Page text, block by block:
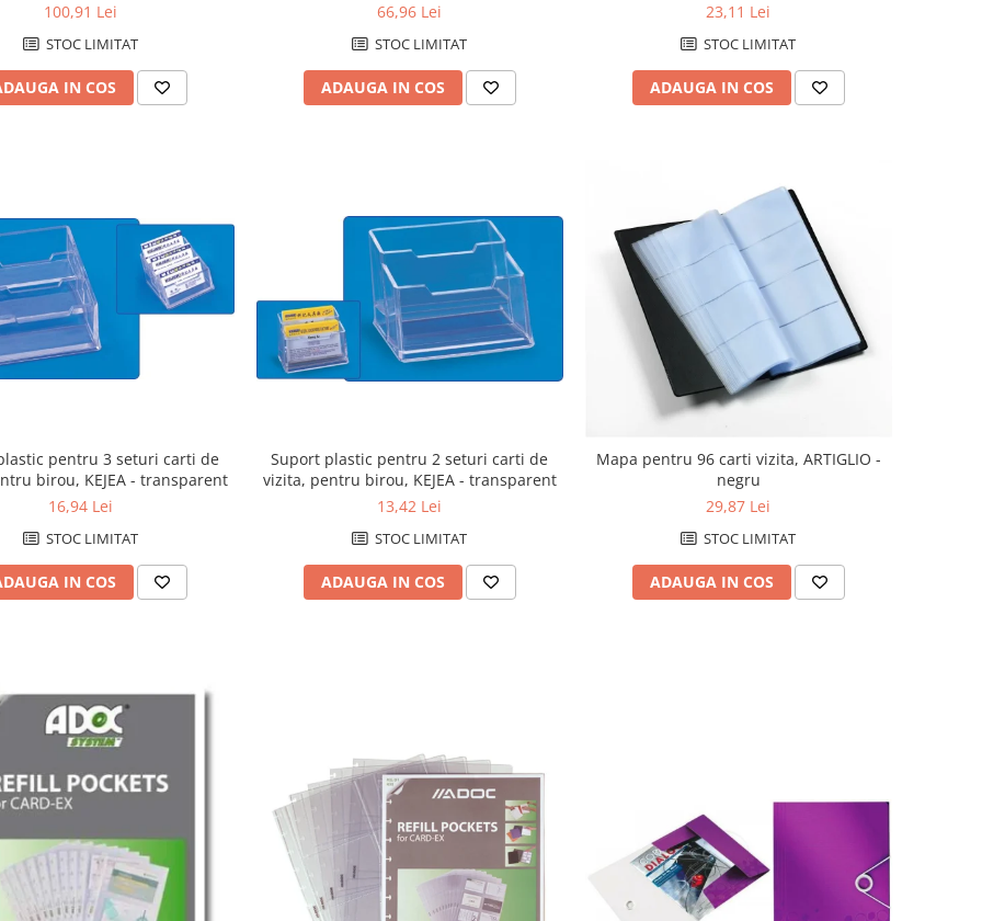
100,91 Lei
STOC LIMITAT
IN COS
66,96 Lei
STOC LIMITAT
ADAUGA IN COS
23,11 Lei
STOC LIMITAT
ADAUGA IN COS
pentru 3 seturi carti de
birou, KEJEA - transparent
16,94 Lei
STOC LIMITAT
IN COS
Suport plastic pentru 2 seturi carti de
vizita, pentru birou, KEJEA - transparent
13,42 Lei
STOC LIMITAT
ADAUGA IN COS
Mapa pentru 96 carti vizita, ARTIGLIO -
negru
29,87 Lei
STOC LIMITAT
ADAUGA IN COS